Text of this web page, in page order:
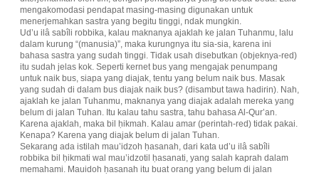
mengakomodasi pendapat masing-masing digunakan untuk
menerjemahkan sastra yang begitu tinggi, ndak mungkin.
Ud’u ilâ sabîli robbika, kalau maknanya ajaklah ke jalan Tuhanmu, lalu
dalam kurung “(manusia)”, maka kurungnya itu sia-sia, karena ini
bahasa sastra yang sudah tinggi. Tidak usah disebutkan (objeknya-red)
itu sudah jelas kok. Seperti kernet bus yang mengajak penumpang
untuk naik bus, siapa yang diajak, tentu yang belum naik bus. Masak
yang sudah di dalam bus diajak naik bus? (disambut tawa hadirin). Nah,
ajaklah ke jalan Tuhanmu, maknanya yang diajak adalah mereka yang
belum di jalan Tuhan. Itu kalau tahu sastra, tahu bahasa Al-Qur’an.
Karena ajaklah, maka bil ḥikmah. Kalau amar (perintah-red) tidak pakai.
Kenapa? Karena yang diajak belum di jalan Tuhan.
Sekarang ada istilah mau’idzoh ḥasanah, dari kata ud’u ilâ sabîli
robbika bil ḥikmati wal mau’idzotil ḥasanati, yang salah kaprah dalam
memahami. Mauidoh ḥasanah itu buat orang yang belum di jalan